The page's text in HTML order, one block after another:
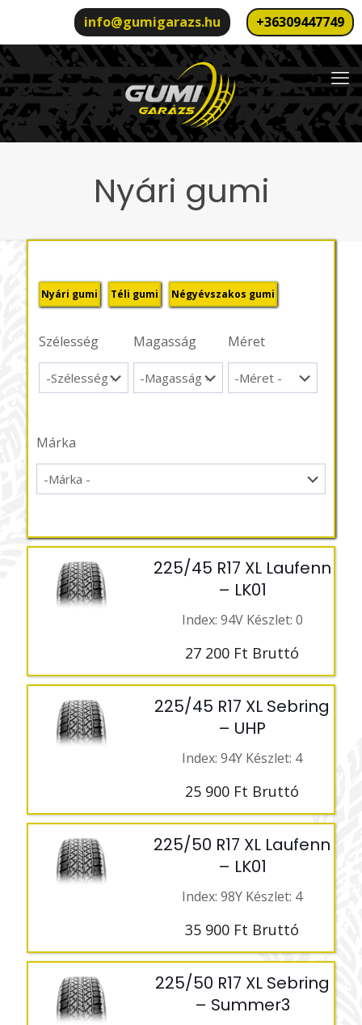
+36309447749
info@gumigarazs.hu
Nyári gumi
Nyári gumi Téli gumi Négyévszakos gumi
Szélesség Magasság Méret
Márka
225/45 R17 XL Laufenn
– LK01
Index: 94V Készlet: 0
27 200 Ft Bruttó
225/45 R17 XL Sebring
– UHP
Index: 94Y Készlet: 4
25 900 Ft Bruttó
225/50 R17 XL Laufenn
– LK01
Index: 98Y Készlet: 4
35 900 Ft Bruttó
225/50 R17 XL Sebring
– Summer3